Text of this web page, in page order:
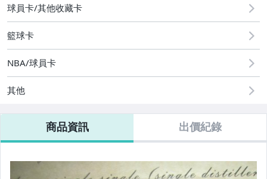
球員卡/其他收藏卡
籃球卡
NBA/球員卡
其他
商品資訊 出價紀錄